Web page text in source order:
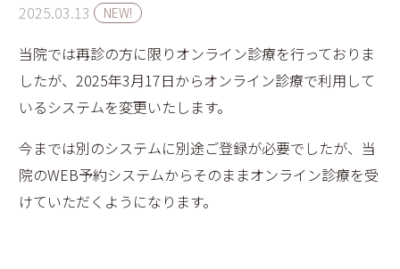
2025.03.13 NEW!
当院では再診の方に限りオンライン診療を行っておりま
したが、2025年3月17日からオンライン診療で利用して
いるシステムを変更いたします。
今までは別のシステムに別途ご登録が必要でしたが、当
院のWEB予約システムからそのままオンライン診療を受
けていただくようになります。